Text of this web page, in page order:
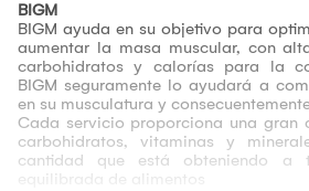
BIGM
BIGM ayuda en su objetivo para
aumentar la masa muscular, con
carbohidratos y calorías para la
BIGM seguramente lo ayudará a
en su musculatura y
Cada servicio proporciona una gran
carbohidratos, vitaminas y
cantidad que está obteniendo a
equilibrada de alimentos